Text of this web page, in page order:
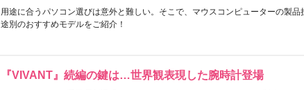
用途に合うパソコン選びは意外と難しい。そこで、マウスコンピューターの製品
途別のおすすめモデルをご紹介！
『VIVANT』続編の鍵は…世界観表現した腕時計登場